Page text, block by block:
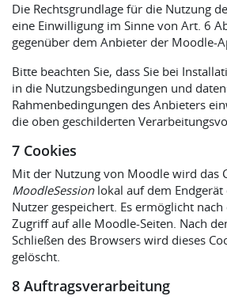
Die Rechtsgrundlage für die Nutzung
eine Einwilligung im Sinne von Art. 6
gegenüber dem Anbieter der Moodle-
Bitte beachten Sie, dass Sie bei
in die Nutzungsbedingungen und
Rahmenbedingungen des Anbieters
die oben geschilderten
7 Cookies
Mit der Nutzung von Moodle wird das
MoodleSessionlokal auf dem
Nutzer gespeichert. Es ermöglicht
Zugriff auf alle Moodle-Seiten. Nach
Schließen des Browsers wird dieses
gelöscht.
8 Auftragsverarbeitung